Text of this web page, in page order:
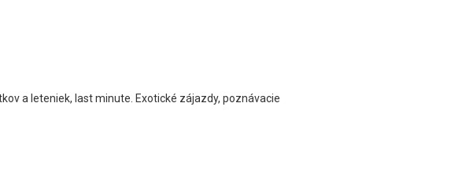
a leteniek, last minute. Exotické zájazdy, poznávacie